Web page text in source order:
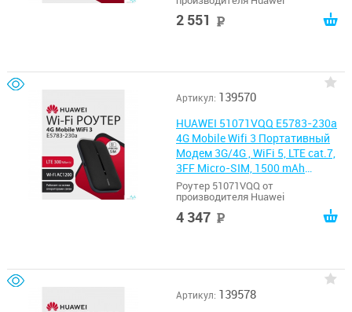
2 551
Артикул: 139570
HUAWEI 51071VQQ E5783-230a
4G Mobile Wifi 3 Портативный
Модем 3G/4G , WiFi 5, LTE cat.7,
3FF Micro-SIM, 1500 mAh
ЧЕРНЫЙ
Роутер 51071VQQ от
производителя Huawei
4 347
Артикул: 139578